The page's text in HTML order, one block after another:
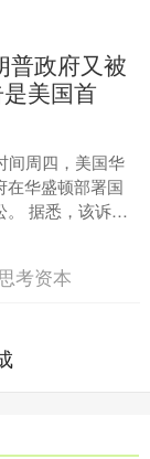
普政府又被
美国首
间周四，美国华
在华盛顿部署国
。 据悉，该诉讼
瓦尔布（Brian
考资本